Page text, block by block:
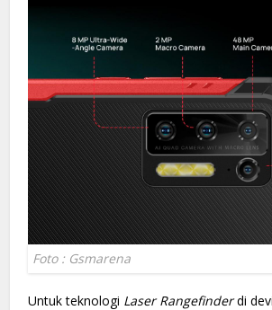
Foto : Gsmarena
Untuk teknologi Laser Rangefinderdi